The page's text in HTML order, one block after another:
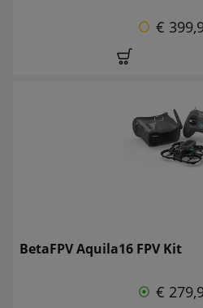
€
BetaFPV Aquila16 FPV Kit
€